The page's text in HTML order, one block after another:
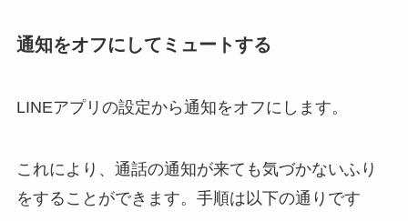
通知をオフにしてミュートする
LINEアプリの設定から通知をオフにします。
これにより、通話の通知が来ても気づかないふり
をすることができます。手順は以下の通りです